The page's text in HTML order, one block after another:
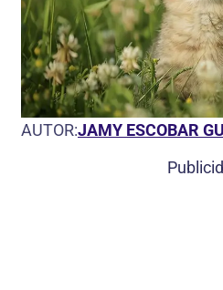
AUTOR:JAMY ESCOBAR